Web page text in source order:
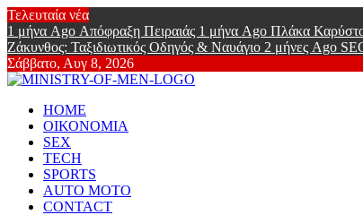
Skip
to
content
Τελευταία νέα
1 μήνα Ago Απόφραξη Πειραιάς 1 μήνα Ago Πλάκα
Ζάκυνθος: Ταξιδιωτικός Οδηγός & Ναυάγιο 2 μήνες Ago
Σάββατο, Αυγ 8, 2026
Online Lifestyle περιοδικό για Aνδρες
Primary
Menu
HOME
ΟΙΚΟΝΟΜΙΑ
SEX
TECH
SPORTS
AUTO MOTO
CONTACT